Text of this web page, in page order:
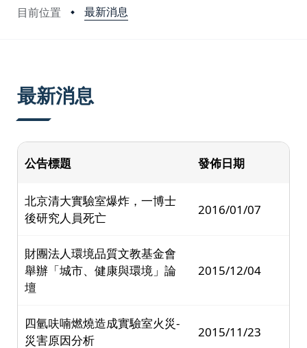
目前位置 最新消息
最新消息
公告標題 發佈日期
北京清大實驗室爆炸，一博士
後研究人員死亡
2016/01/07
財團法人環境品質文教基金會
舉辦「城市、健康與環境」論
壇
2015/12/04
四氫呋喃燃燒造成實驗室火災-
災害原因分析
2015/11/23